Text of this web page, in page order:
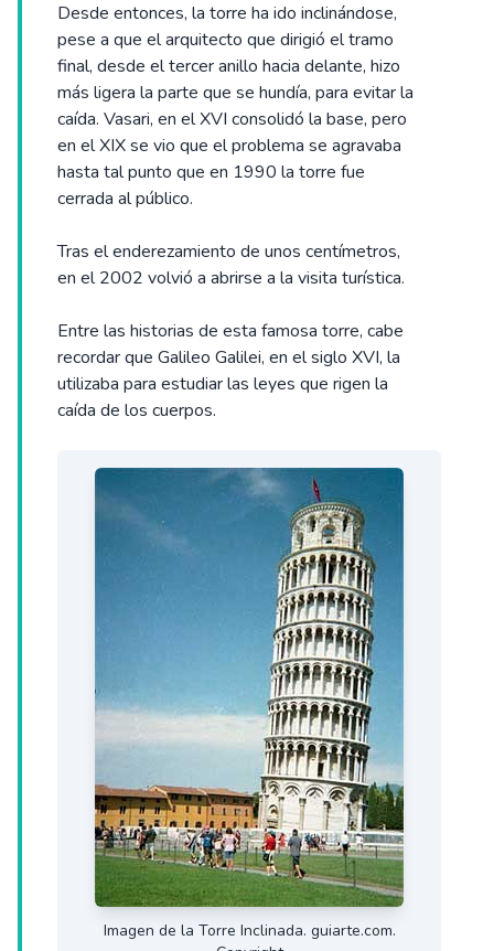
Desde entonces, la torre ha ido inclinándose,
pese a que el arquitecto que dirigió el tramo
final, desde el tercer anillo hacia delante, hizo
más ligera la parte que se hundía, para evitar la
caída. Vasari, en el XVI consolidó la base, pero
en el XIX se vio que el problema se agravaba
hasta tal punto que en 1990 la torre fue
cerrada al público.
Tras el enderezamiento de unos centímetros,
en el 2002 volvió a abrirse a la visita turística.
Entre las historias de esta famosa torre, cabe
recordar que Galileo Galilei, en el siglo XVI, la
utilizaba para estudiar las leyes que rigen la
caída de los cuerpos.
Imagen de la Torre Inclinada. guiarte.com.